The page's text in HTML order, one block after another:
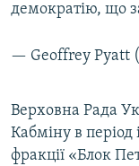
демократію, що
— Geoffrey Pyatt
Верховна Рада
Кабміну в період
фракції «Блок